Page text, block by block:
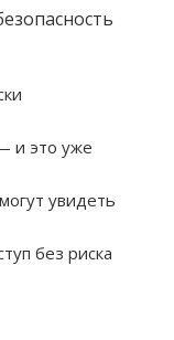
и это уже
увидеть
без риска